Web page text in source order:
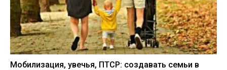
Мобилизация, увечья, ПТСР: создавать семьи в